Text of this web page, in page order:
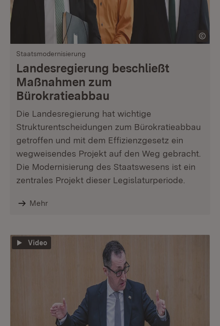
Staatsmodernisierung
Landesregierung beschließt
Maßnahmen zum
Bürokratieabbau
Die Landesregierung hat wichtige
Strukturentscheidungen zum Bürokratieabbau
getroffen und mit dem Effizienzgesetz ein
wegweisendes Projekt auf den Weg gebracht.
Die Modernisierung des Staatswesens ist ein
zentrales Projekt dieser Legislaturperiode.
Mehr
Video